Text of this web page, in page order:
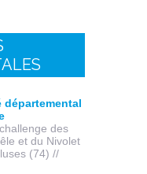
départemental
des
et du Nivolet
(74) //